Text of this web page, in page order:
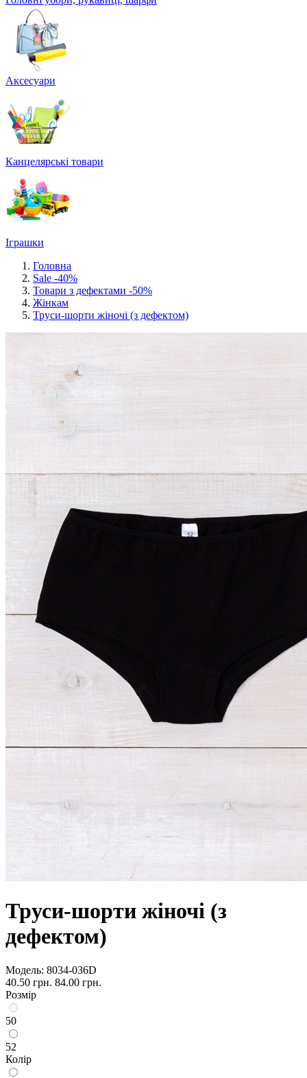
Аксесуари
Канцелярські товари
Іграшки
Головна
Sale -40%
Товари з дефектами -50%
Жінкам
Труси-шорти жіночі (з дефектом)
Труси-шорти жіночі (з
дефектом)
Модель: 8034-036D
40.50 грн. 84.00 грн.
Розмір
50
52
Колір